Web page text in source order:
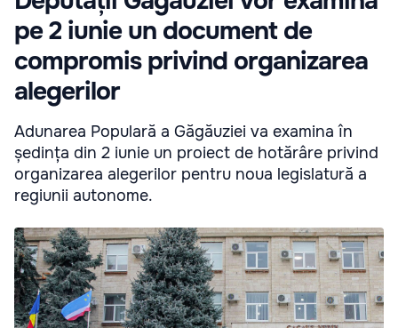
pe 2 iunie un document de
compromis privind organizarea
alegerilor
Adunarea Populară a Găgăuziei va examina în
ședința din 2 iunie un proiect de hotărâre privind
organizarea alegerilor pentru noua legislatură a
regiunii autonome.